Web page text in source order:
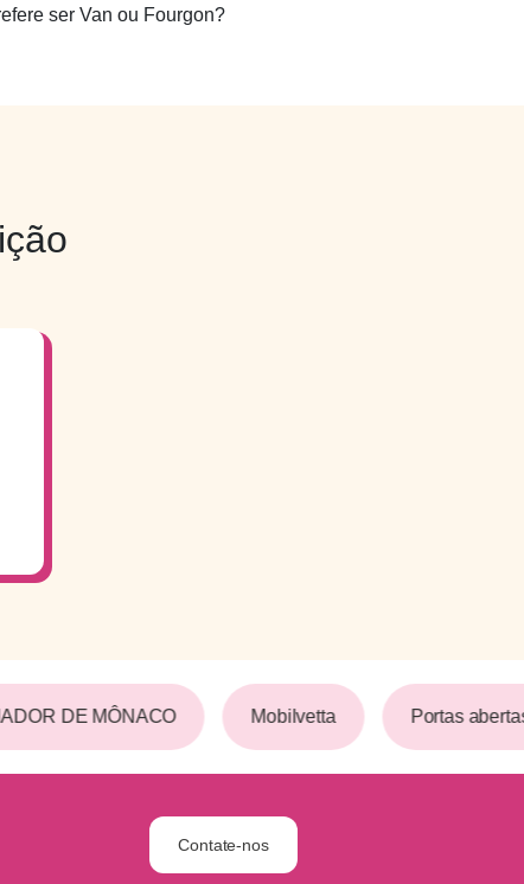
ser Van ou Fourgon?
DE MÔNACO Mobilvetta Portas abertas
Contate-nos